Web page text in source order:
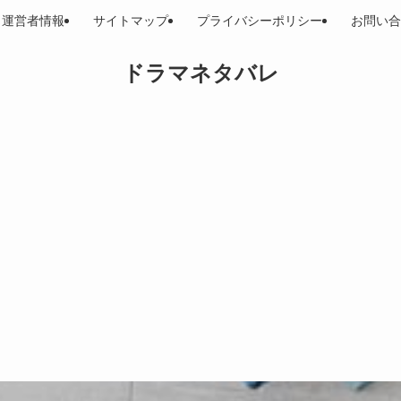
ドラマネタバレ
運営者情報 サイトマップ プライバシーポリシー お問い